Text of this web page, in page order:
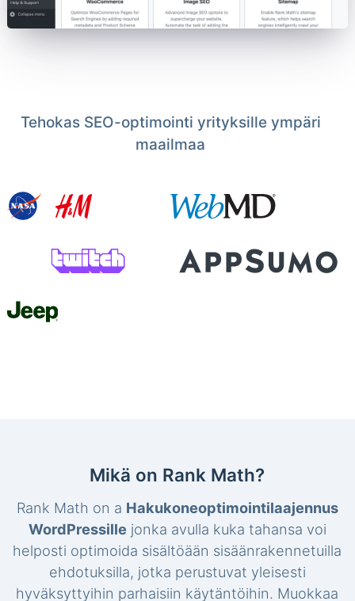
Tehokas SEO-optimointi yrityksille ympäri
maailmaa
Mikä on Rank Math?
Rank Math on a Hakukoneoptimointilaajennus
WordPressille jonka avulla kuka tahansa voi
helposti optimoida sisältöään sisäänrakennetuilla
ehdotuksilla, jotka perustuvat yleisesti
hyväksyttyihin parhaisiin käytäntöihin. Muokkaa